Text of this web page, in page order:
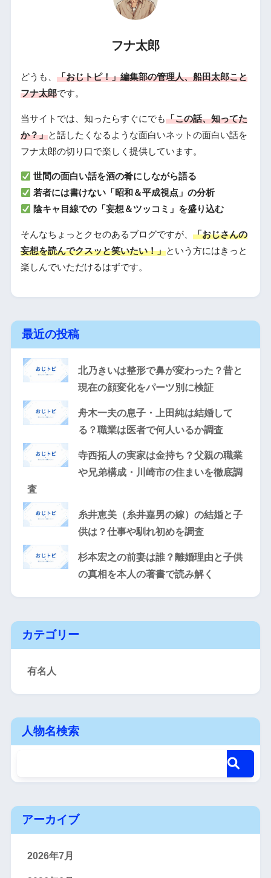
フナ太郎
どうも、 「おじトピ！」編集部の管理人、船田太郎こと
フナ太郎です。
当サイトでは、知ったらすぐにでも「この話、知ってた
か？」と話したくなるような面白いネットの面白い話を
フナ太郎の切り口で楽しく提供しています。
世間の面白い話を酒の肴にしながら語る
若者には書けない「昭和＆平成視点」の分析
陰キャ目線での「妄想＆ツッコミ」を盛り込む
そんなちょっとクセのあるブログですが、 「おじさんの
妄想を読んでクスッと笑いたい！」という方にはきっと
楽しんでいただけるはずです。
最近の投稿
北乃きいは整形で鼻が変わった？昔と
現在の顔変化をパーツ別に検証
舟木一夫の息子・上田純は結婚して
る？職業は医者で何人いるか調査
寺西拓人の実家は金持ち？父親の職業
や兄弟構成・川崎市の住まいを徹底調
査
糸井恵美（糸井嘉男の嫁）の結婚と子
供は？仕事や馴れ初めを調査
杉本宏之の前妻は誰？離婚理由と子供
の真相を本人の著書で読み解く
カテゴリー
有名人
人物名検索
アーカイブ
2026年7月